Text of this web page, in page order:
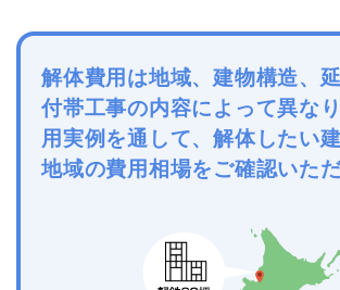
解体費用は地域、建物構造、延
付帯工事の内容によって異な
用実例を通して、解体したい
地域の費用相場をご確認いただ